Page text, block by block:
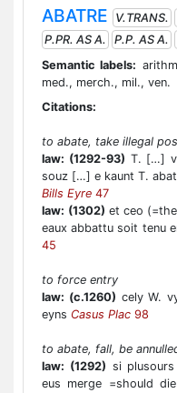
ABATRE V.TRANS.
P.PR. AS A.
P.P. AS A.
Semantic labels:
med., merch., mil., ven.
Citations:
to abate, take illegal
law: (1292-93) T. […]
souz […] e kaunt T.
Bills Eyre 47
law: (1302) et ceo
eaux abbattu soit tenu
45
to force entry
law: (c.1260) cely W.
eyns Casus Plac 98
to abate, fall, be
law: (1292) si
eus merge =should